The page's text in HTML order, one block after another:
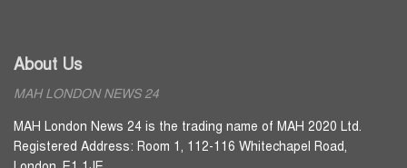
About Us
MAH LONDON NEWS 24
MAH London News 24 is the trading name of MAH 2020 Ltd.
Registered Address: Room 1, 112-116 Whitechapel Road,